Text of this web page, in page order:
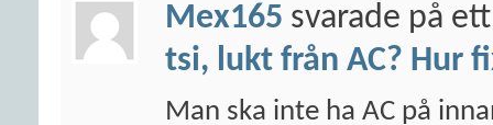
Mex165 svarade på
tsi, lukt från AC? Hur
Man ska inte ha AC på